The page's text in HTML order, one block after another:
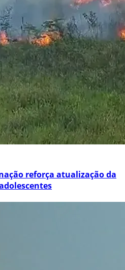
reforça atualização da